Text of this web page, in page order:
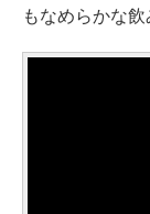
もなめらかな飲